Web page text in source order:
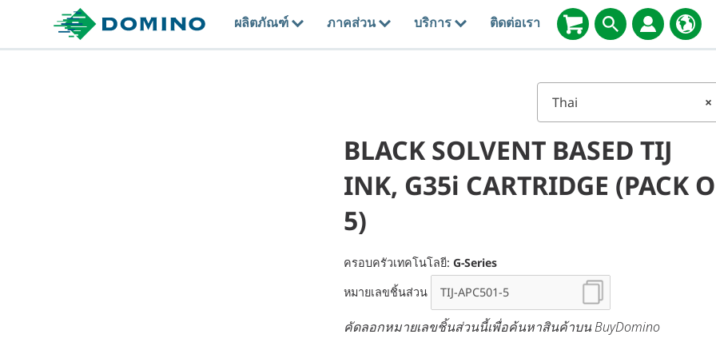
ผลิตภัณฑ์ ภาคส่วน บริการ ติดต่อเรา
×
Thai
BLACK SOLVENT BASED TIJ
INK, G35i CARTRIDGE (PACK
5)
ครอบครัวเทคโนโลยี: G-Series
หมายเลขชิ้นส่วน
คัดลอกหมายเลขชิ้นส่วนนี้เพื่อค้นหาสินค้าบน BuyDomino